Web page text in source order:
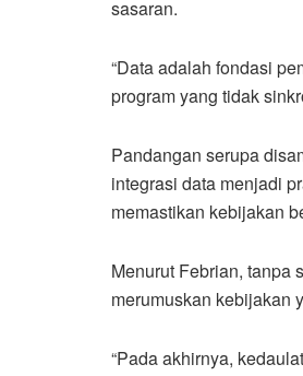
sasaran.
“Data adalah fondasi
program yang tidak
Pandangan serupa
integrasi data menjadi
memastikan kebijakan
Menurut Febrian, tanpa
merumuskan kebijakan
“Pada akhirnya,